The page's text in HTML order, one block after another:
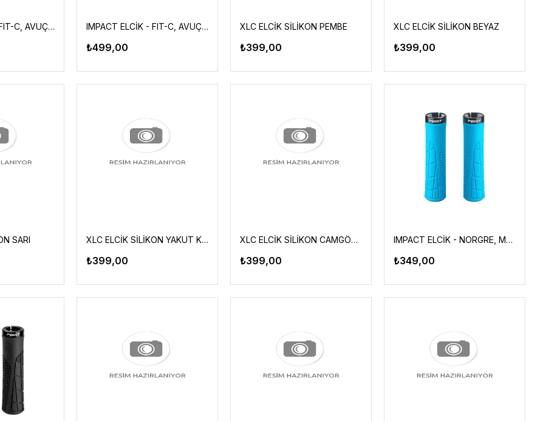
IMPACT ELCİK - FIT-C, AVUÇ DESTEKLİ, SİYAH/KIRMIZI IMPACT ELCİK - FIT-C, AVUÇ DESTEKLİ, SİYAH/MAVİ
₺499,00
XLC ELCİK SİLİKON PEMBE
₺399,00
XLC ELCİK SİLİKON BEYAZ
₺399,00
SARI XLC ELCİK SİLİKON YAKUT KIRMIZI
₺399,00
XLC ELCİK SİLİKON CAMGÖBEĞİ
₺399,00
IMPACT ELCİK - NORGRE, MAVİ YÜZÜKLÜ
₺349,00